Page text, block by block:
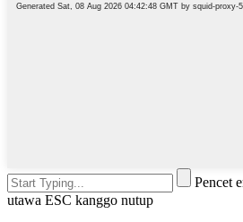
Pencet
utawa ESC kanggo nutup